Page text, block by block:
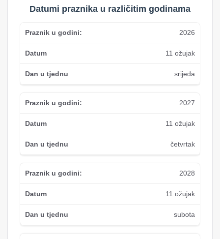
Datumi praznika u različitim godinama
2026
11 ožujak
srijeda
2027
11 ožujak
četvrtak
2028
11 ožujak
subota